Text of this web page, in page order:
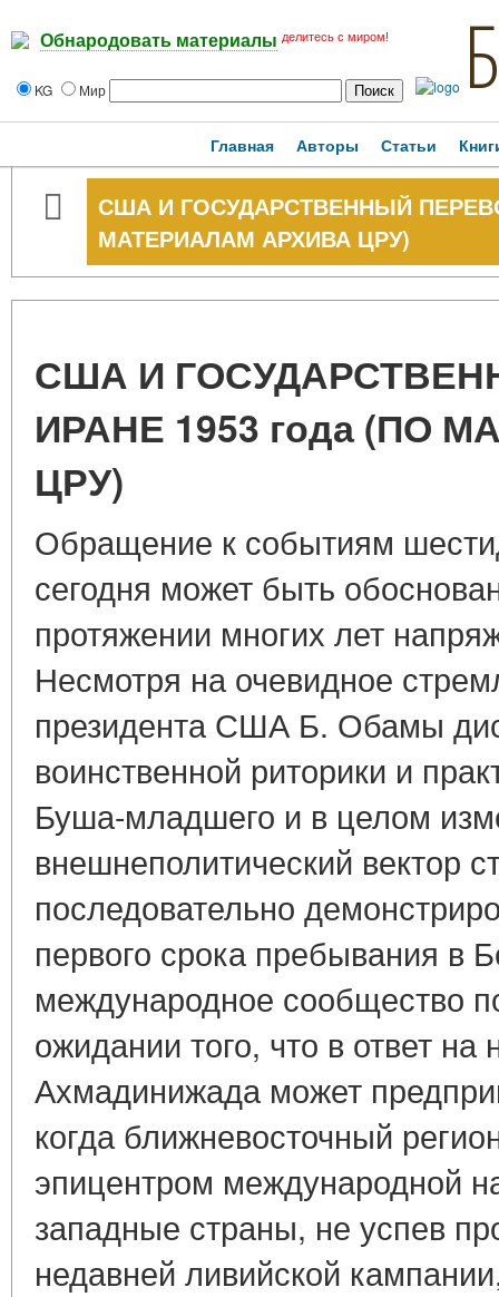
Обнародовать материалы делитесь с миром!
KG Мир
Главная Авторы Статьи
США И ГОСУДАРСТВЕННЫЙ
МАТЕРИАЛАМ АРХИВА ЦРУ)
США И
ИРАНЕ 1953 года (ПО
ЦРУ)
Обращение к событиям
сегодня может быть
протяжении многих лет
Несмотря на очевидное
президента США Б. Обамы
воинственной риторики и
Буша-младшего и в целом
внешнеполитический вектор
последовательно
первого срока пребывания в
международное сообщество
ожидании того, что в ответ на
Ахмадинижада может
когда ближневосточный
эпицентром международной
западные страны, не успев
недавней ливийской